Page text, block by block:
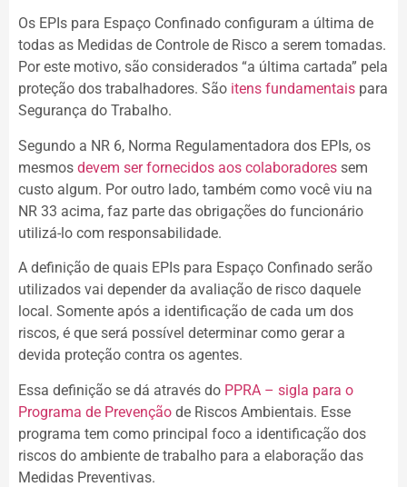
Os EPIs para Espaço Confinado configuram a última de
todas as Medidas de Controle de Risco a serem tomadas.
Por este motivo, são considerados “a última cartada” pela
proteção dos trabalhadores. São itens fundamentais para
Segurança do Trabalho.
Segundo a NR 6, Norma Regulamentadora dos EPIs, os
mesmos devem ser fornecidos aos colaboradores sem
custo algum. Por outro lado, também como você viu na
NR 33 acima, faz parte das obrigações do funcionário
utilizá-lo com responsabilidade.
A definição de quais EPIs para Espaço Confinado serão
utilizados vai depender da avaliação de risco daquele
local. Somente após a identificação de cada um dos
riscos, é que será possível determinar como gerar a
devida proteção contra os agentes.
Essa definição se dá através do PPRA – sigla para o
Programa de Prevenção de Riscos Ambientais. Esse
programa tem como principal foco a identificação dos
riscos do ambiente de trabalho para a elaboração das
Medidas Preventivas.